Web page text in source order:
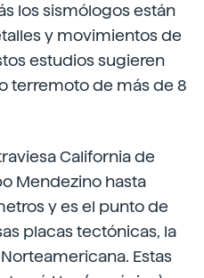
los sismólogos están
y movimientos de
estudios sugieren
terremoto de más de 8
California de
Mendezino hasta
y es el punto de
placas tectónicas, la
Estas